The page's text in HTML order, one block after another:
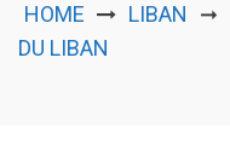
HOME LIBAN ➞
DU LIBAN